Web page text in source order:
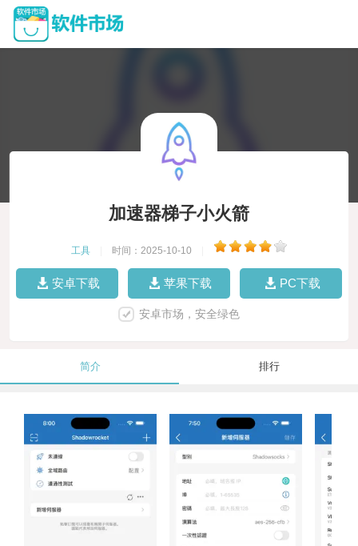
加速器梯子小火箭
工具 时间：2025-10-10
安卓下载 苹果下载 PC下载
安卓市场，安全绿色
简介 排行